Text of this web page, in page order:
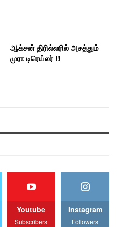
ஆக்சன் திரில்லரில் அசத்தும்
முரா டிரெய்லர் !!
Youtube
Subscribers
Instagram
Followers